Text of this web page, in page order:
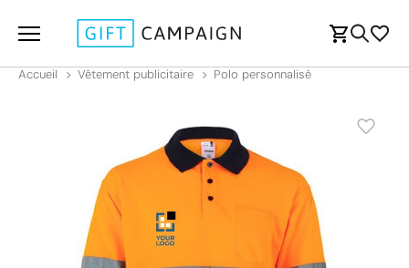
Accueil Vêtement publicitaire Polo personnalisé